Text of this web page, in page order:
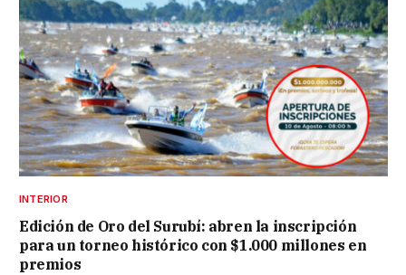
INTERIOR
Edición de Oro del Surubí: abren la inscripción
para un torneo histórico con $1.000 millones en
premios